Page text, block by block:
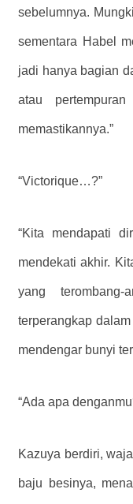
sebelumnya.
sementara Habel
jadi hanya bagian
atau
memastikannya.”
“Victorique…?”
“Kita mendapati
mendekati akhir.
yang
terperangkap
mendengar bunyi
“Ada apa
Kazuya berdiri,
baju besinya,